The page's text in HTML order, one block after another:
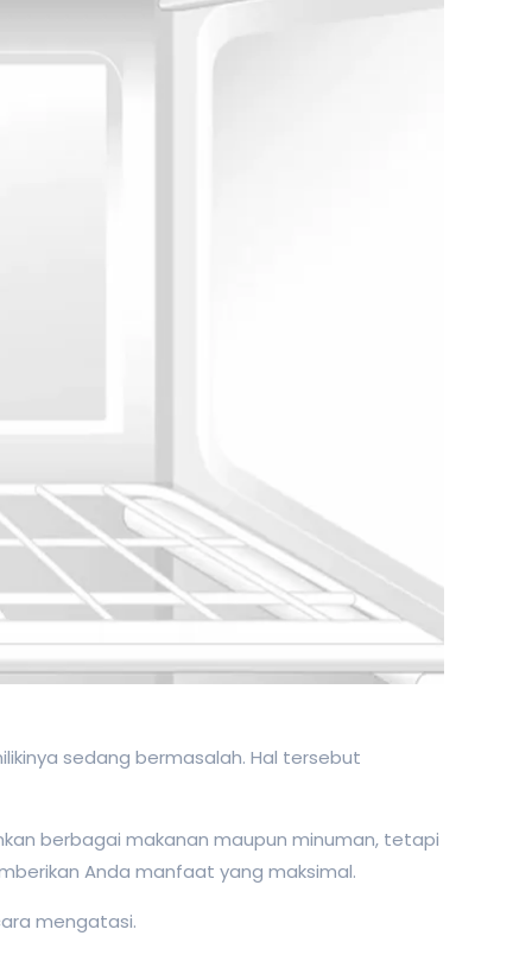
sedang bermasalah. Hal tersebut
berbagai makanan maupun minuman, tetapi
Anda manfaat yang maksimal.
mengatasi.